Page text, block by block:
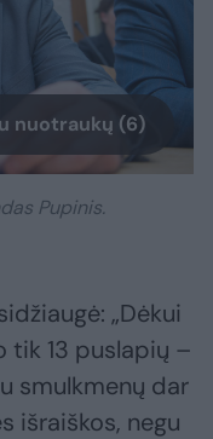
nuotraukų (6)
Pupinis.
„Dėkui
tik 13 puslapių –
smulkmenų dar
išraiškos, negu